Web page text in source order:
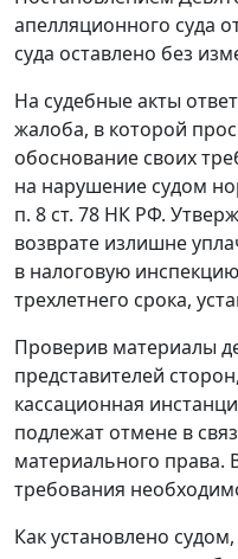
апелляционного суда
суда оставлено без
На судебные акты
жалоба, в которой
обоснование своих
на нарушение судом
п. 8 ст. 78 НК РФ.
возврате излишне
в налоговую
трехлетнего срока,
Проверив материалы
представителей
кассационная
подлежат отмене в
материального права.
требования
Как установлено